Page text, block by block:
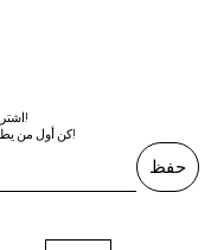
اشترك في النشرة الإخبارية لدينا!
كن أول من يطلع على الاتجاهات والحملات والفرص!
حفظ